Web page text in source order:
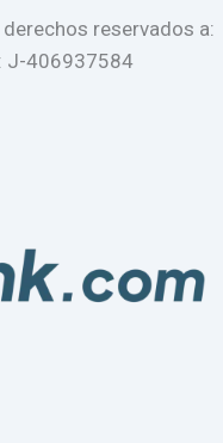
reservados a:
J-406937584